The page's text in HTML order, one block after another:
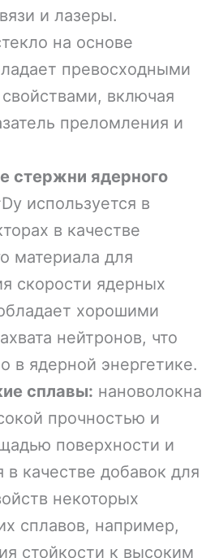
и лазеры.
на основе
превосходными
включая
преломления и
стержни ядерного
Dy используется в
в качестве
материала для
скорости ядерных
хорошими
нейтронов, что
в ядерной энергетике.
сплавы: нановолокна
прочностью и
поверхности и
в качестве добавок для
некоторых
сплавов, например,
стойкости к высоким